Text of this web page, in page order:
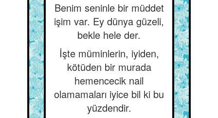
Benim seninle bir müddet
işim var. Ey dünya güzeli,
bekle hele der.
İşte müminlerin, iyiden,
kötüden bir murada
hemencecik nail
olamamaları iyice bil ki bu
yüzdendir.